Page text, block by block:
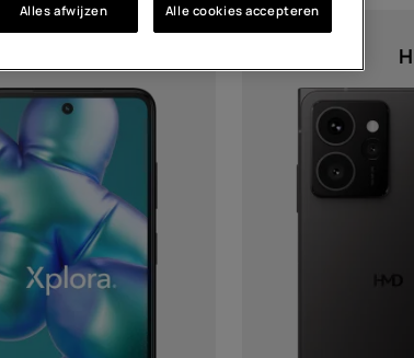
Feature
Alles afwijzen Alle cookies accepteren